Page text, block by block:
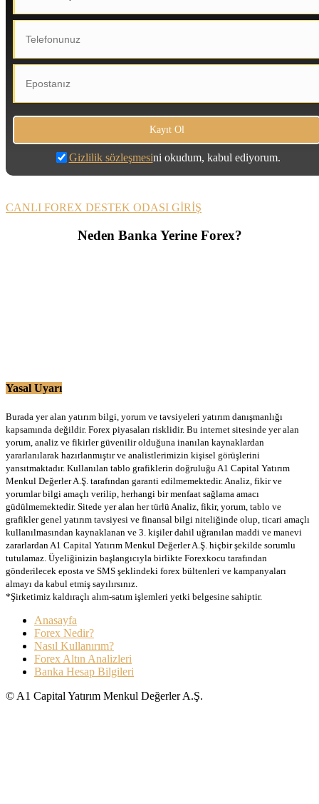
Gizlilik sözleşmesini okudum, kabul ediyorum.
CANLI FOREX DESTEK ODASI GİRİŞ
Neden Banka Yerine Forex?
Yasal Uyarı
Burada yer alan yatırım bilgi, yorum ve tavsiyeleri yatırım danışmanlığı
kapsamında değildir. Forex piyasaları risklidir. Bu internet sitesinde yer alan
yorum, analiz ve fikirler güvenilir olduğuna inanılan kaynaklardan
yararlanılarak hazırlanmıştır ve analistlerimizin kişisel görüşlerini
yansıtmaktadır. Kullanılan tablo grafiklerin doğruluğu A1 Capital Yatırım
Menkul Değerler A.Ş. tarafından garanti edilmemektedir. Analiz, fikir ve
yorumlar bilgi amaçlı verilip, herhangi bir menfaat sağlama amacı
güdülmemektedir. Sitede yer alan her türlü Analiz, fikir, yorum, tablo ve
grafikler genel yatırım tavsiyesi ve finansal bilgi niteliğinde olup, ticari amaçlı
kullanılmasından kaynaklanan ve 3. kişiler dahil uğranılan maddi ve manevi
zararlardan A1 Capital Yatırım Menkul Değerler A.Ş. hiçbir şekilde sorumlu
tutulamaz. Üyeliğinizin başlangıcıyla birlikte Forexkocu tarafından
gönderilecek eposta ve SMS şeklindeki forex bültenleri ve kampanyaları
almayı da kabul etmiş sayılırsınız.
*Şirketimiz kaldıraçlı alım-satım işlemleri yetki belgesine sahiptir.
Anasayfa
Forex Nedir?
Nasıl Kullanırım?
Forex Altın Analizleri
Banka Hesap Bilgileri
© A1 Capital Yatırım Menkul Değerler A.Ş.